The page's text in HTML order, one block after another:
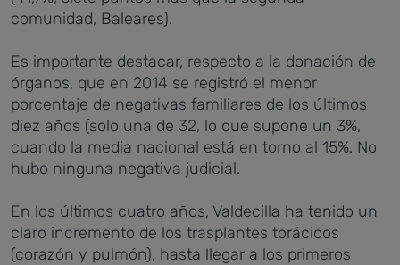
comunidad, Baleares).
Es importante destacar, respecto a la donación de
órganos, que en 2014 se registró el menor
porcentaje de negativas familiares de los últimos
diez años (solo una de 32, lo que supone un 3%,
cuando la media nacional está en torno al 15%. No
hubo ninguna negativa judicial.
En los últimos cuatro años, Valdecilla ha tenido un
claro incremento de los trasplantes torácicos
(corazón y pulmón), hasta llegar a los primeros